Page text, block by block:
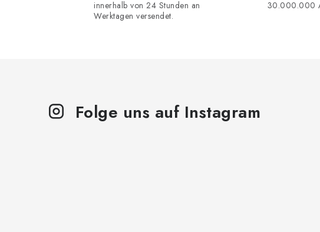
n
t
innerhalb von 24 Stunden an
Werktagen versendet.
30.000.000
Folge uns auf Instagram